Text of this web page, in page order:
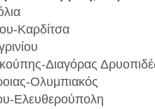
Καρδίτσα
Διαγόρας
Ολυμπιακός
Ελευθερούπολη